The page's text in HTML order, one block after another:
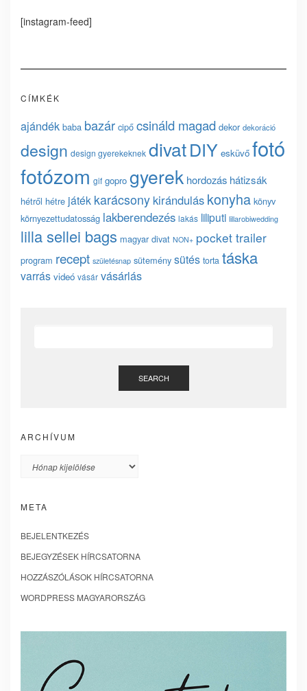
[instagram-feed]
CÍMKÉK
ajándék baba bazár cipő csináld magad dekor dekoráció
design design gyerekeknek divatDIY esküvő fotó
fotózom gif gopro gyerek hordozás hátizsák
hétről hétre játék karácsony kirándulás konyha könyv
környezettudatosság lakberendezés lakás liliputi lillarobiwedding
lilla sellei bags magyar divat NON+ pocket trailer
program recept születésnap sütemény sütés torta táska
varrás videó vásár vásárlás
SEARCH
ARCHÍVUM
Archívum
META
BEJELENTKEZÉS
BEJEGYZÉSEK HÍRCSATORNA
HOZZÁSZÓLÁSOK HÍRCSATORNA
WORDPRESS MAGYARORSZÁG